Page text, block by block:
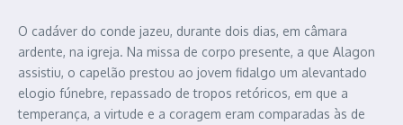
O cadáver do conde jazeu, durante dois dias, em câmara
ardente, na igreja. Na missa de corpo presente, a que Alagon
assistiu, o capelão prestou ao jovem fidalgo um alevantado
elogio fúnebre, repassado de tropos retóricos, em que a
temperança, a virtude e a coragem eram comparadas às de